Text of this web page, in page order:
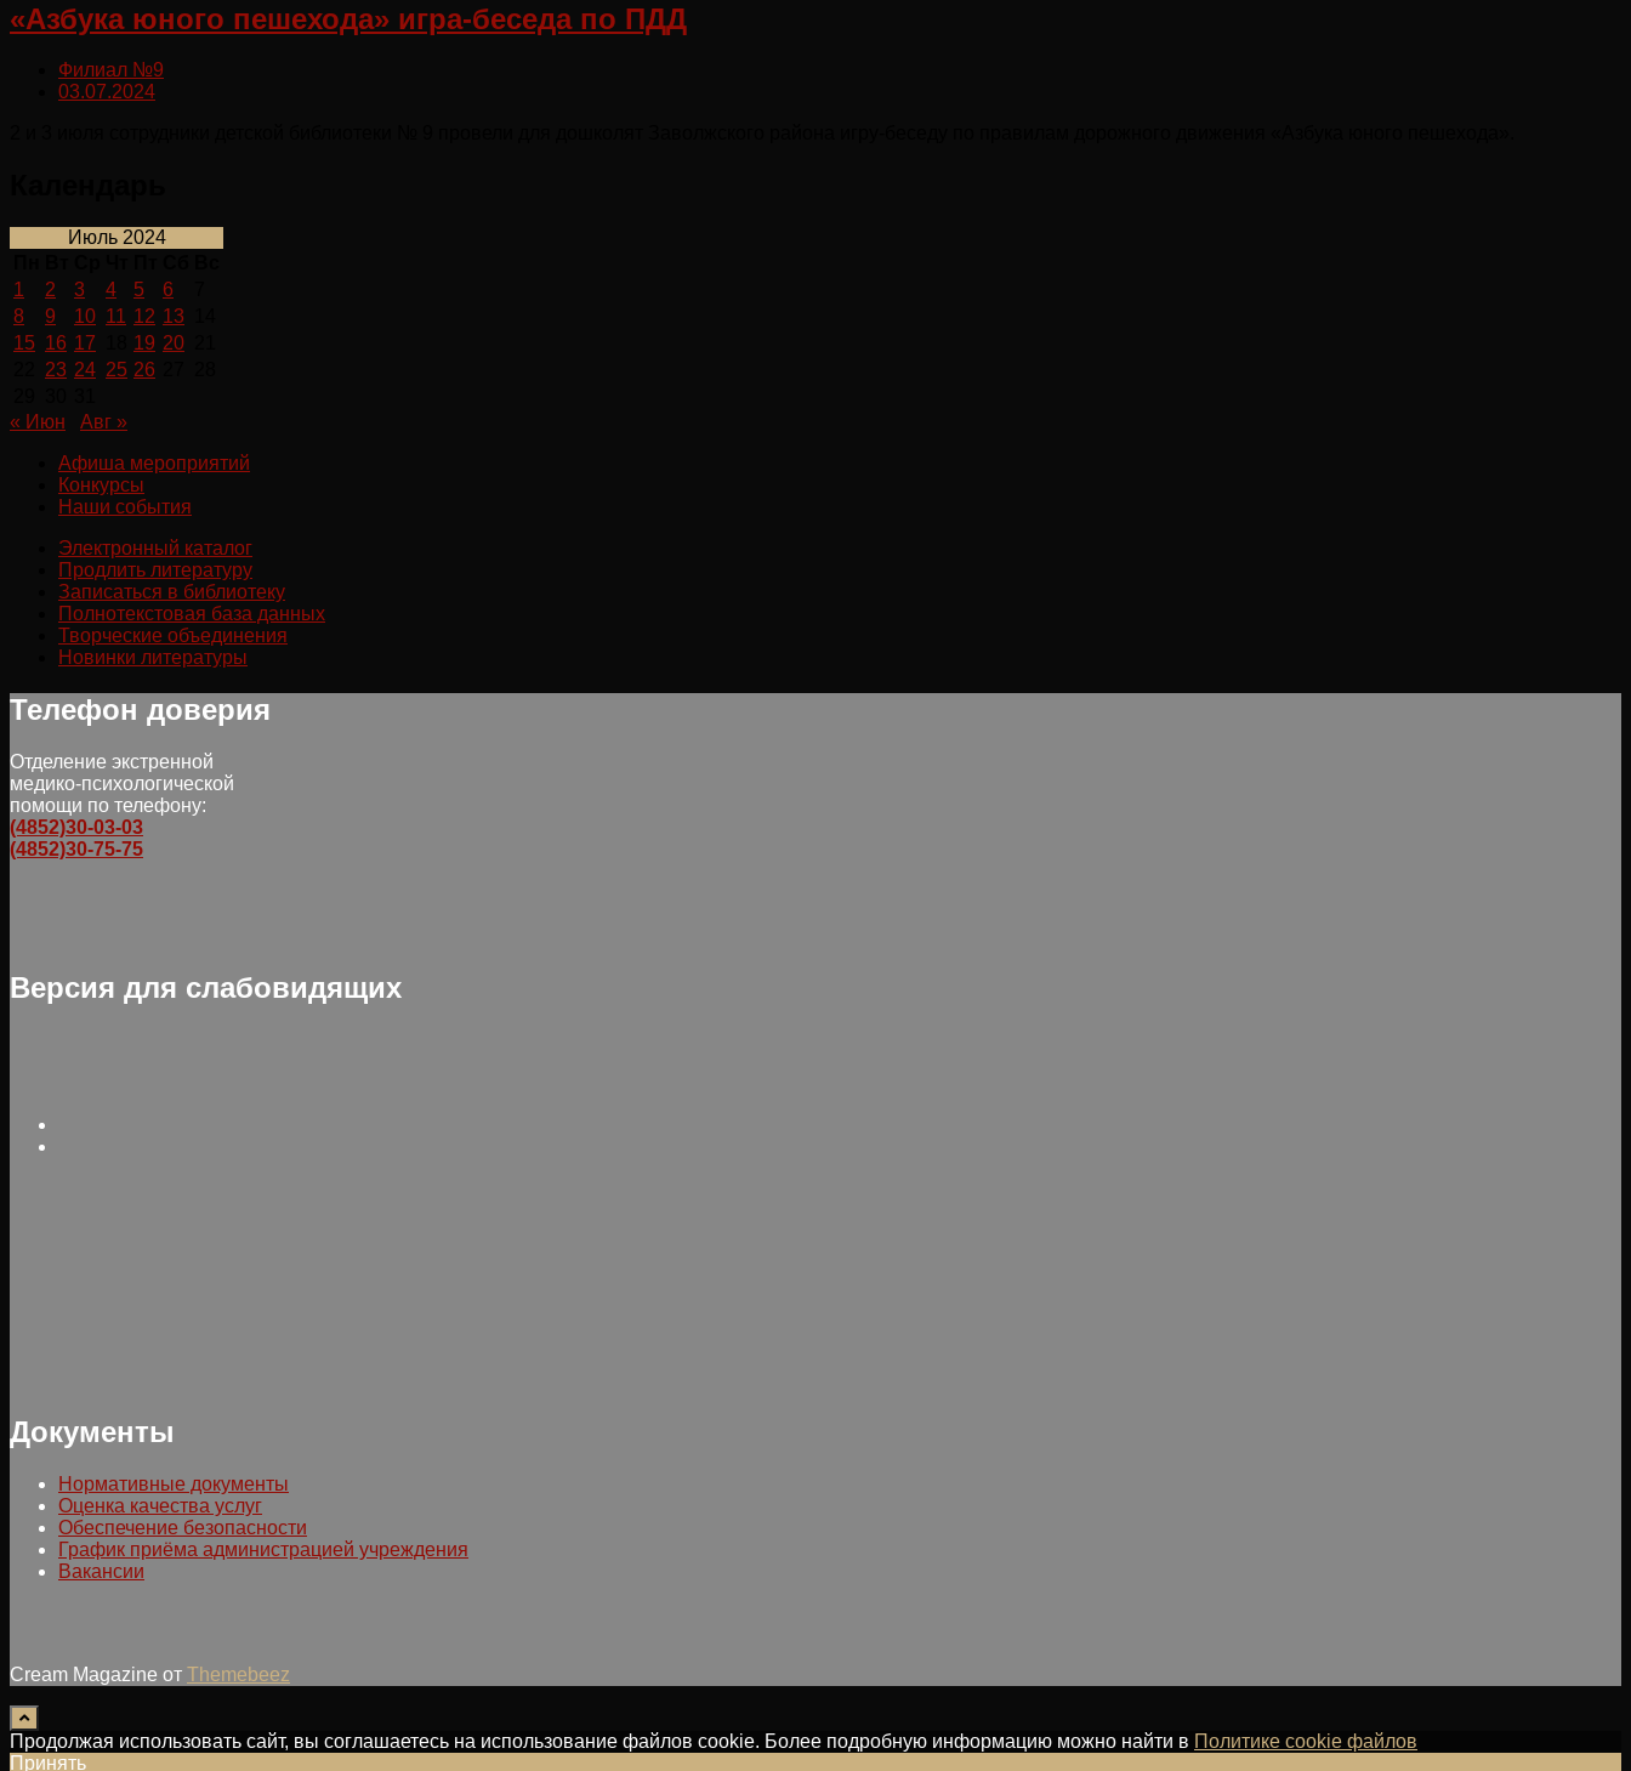
«Азбука юного пешехода» игра-беседа по ПДД
Филиал №9
03.07.2024
Июль 2024
1
2 3 4 5 6
8
9 10 11 12 13
15 16 17 19 20
23 24 25 26
« Июн
Авг »
Афиша мероприятий
Конкурсы
Наши события
Электронный каталог
Продлить литературу
Записаться в библиотеку
Полнотекстовая база данных
Творческие объединения
Новинки литературы
Телефон доверия
Отделение экстренной
медико-психологической
помощи по телефону:
(4852)30-03-03
(4852)30-75-75
Версия для слабовидящих
Документы
Нормативные документы
Оценка качества услуг
Обеспечение безопасности
График приёма администрацией учреждения
Вакансии
Cream Magazine от Themebeez
Продолжая использовать сайт, вы соглашаетесь на использование файлов cookie. Более подробную информацию можно найти в Политике cookie файлов
Принять